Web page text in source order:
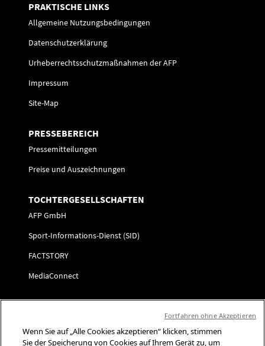
PRAKTISCHE LINKS
Allgemeine Nutzungsbedingungen
Datenschutzerklärung
Urheberrechtsschutzmaßnahmen der AFP
Impressum
Site-Map
PRESSEBEREICH
Pressemitteilungen
Preise und Auszeichnungen
TOCHTERGESELLSCHAFTEN
AFP GmbH
Sport-Informations-Dienst (SID)
FACTSTORY
MediaConnect
Wenn Sie auf „Alle Cookies akzeptieren“ klicken, stimmen
Sie der Speicherung von Cookies auf Ihrem Gerät zu, um
Fortfahren ohne Akzeptieren